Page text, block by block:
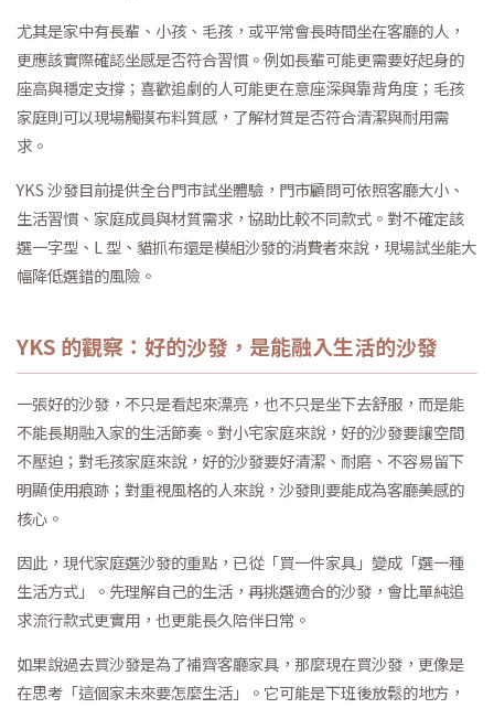
尤其是家中有長輩、小孩、毛孩，或平常會長時間坐在客廳的人，
更應該實際確認坐感是否符合習慣。例如長輩可能更需要好起身的
座高與穩定支撐；喜歡追劇的人可能更在意座深與靠背角度；毛孩
家庭則可以現場觸摸布料質感，了解材質是否符合清潔與耐用需
求。
YKS 沙發目前提供全台門市試坐體驗，門市顧問可依照客廳大小、
生活習慣、家庭成員與材質需求，協助比較不同款式。對不確定該
選一字型、L 型、貓抓布還是模組沙發的消費者來說，現場試坐能大
幅降低選錯的風險。
YKS 的觀察：好的沙發，是能融入生活的沙發
一張好的沙發，不只是看起來漂亮，也不只是坐下去舒服，而是能
不能長期融入家的生活節奏。對小宅家庭來說，好的沙發要讓空間
不壓迫；對毛孩家庭來說，好的沙發要好清潔、耐磨、不容易留下
明顯使用痕跡；對重視風格的人來說，沙發則要能成為客廳美感的
核心。
因此，現代家庭選沙發的重點，已從「買一件家具」變成「選一種
生活方式」。先理解自己的生活，再挑選適合的沙發，會比單純追
求流行款式更實用，也更能長久陪伴日常。
如果說過去買沙發是為了補齊客廳家具，那麼現在買沙發，更像是
在思考「這個家未來要怎麼生活」。它可能是下班後放鬆的地方，